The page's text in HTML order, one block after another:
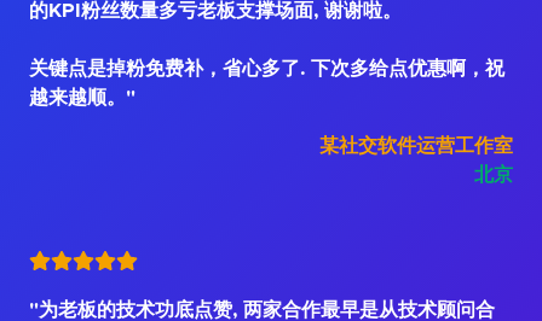
的KPI粉丝数量多亏老板支撑场面, 谢谢啦。
关键点是掉粉免费补，省心多了. 下次多给点优惠啊，祝
越来越顺。"
某社交软件运营工作室
北京
"为老板的技术功底点赞, 两家合作最早是从技术顾问合